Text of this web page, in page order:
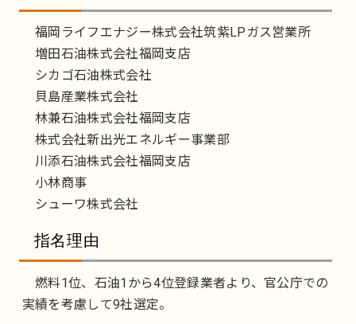
福岡ライフエナジー株式会社筑紫LPガス営業所
増田石油株式会社福岡支店
シカゴ石油株式会社
貝島産業株式会社
林兼石油株式会社福岡支店
株式会社新出光エネルギー事業部
川添石油株式会社福岡支店
小林商事
シューワ株式会社
指名理由
燃料1位、石油1から4位登録業者より、官公庁での
実績を考慮して9社選定。